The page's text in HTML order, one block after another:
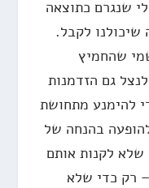
שנגרם כתוצאה
שיכולנו לקבל.
שהחמיץ
גם הזדמנות
להימנע מתחושת
בהנחה של
שלא לקנות אותם
מאוחר יותר גם בהנחה של 10% – רק כדי שלא